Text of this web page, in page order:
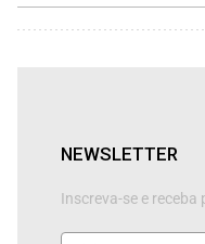
NEWSLETTER
Inscreva-se e receba